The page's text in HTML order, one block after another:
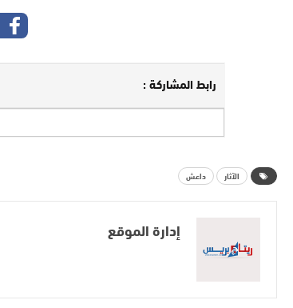
رابط المشاركة :
الآثار داعش
إدارة الموقع